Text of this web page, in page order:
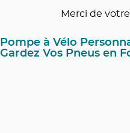
Merci de
Pompe à Vélo
Gardez Vos Pneus en